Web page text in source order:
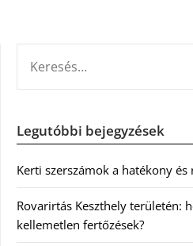
Legutóbbi bejegyzések
Kerti szerszámok a hatékony
Rovarirtás Keszthely területén:
kellemetlen fertőzések?